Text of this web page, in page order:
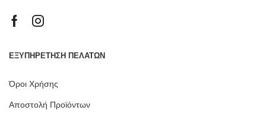
ΕΞΥΠΗΡΕΤΗΣΗ ΠΕΛΑΤΩΝ
Όροι Χρήσης
Αποστολή Προϊόντων